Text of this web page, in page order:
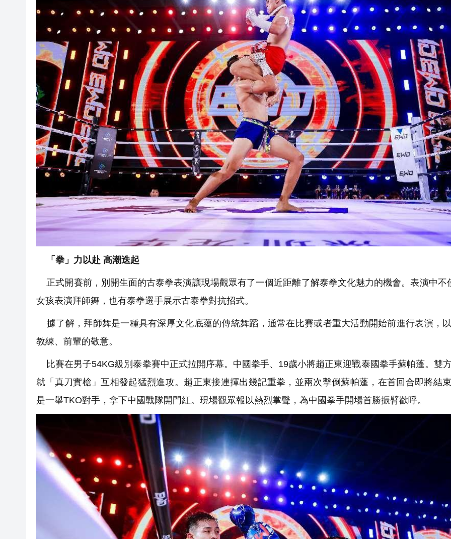
「拳」力以赴 高潮迭起
正式開賽前，別開生面的古泰拳表演讓現場觀眾有了一個近距離了解泰拳文化魅力的機會。表演中不
女孩表演拜師舞，也有泰拳選手展示古泰拳對抗招式。
據了解，拜師舞是一種具有深厚文化底蘊的傳統舞蹈，通常在比賽或者重大活動開始前進行表演，
教練、前輩的敬意。
比賽在男子54KG級別泰拳賽中正式拉開序幕。中國拳手、19歲小將趙正東迎戰泰國拳手蘇帕蓬。雙
就「真刀實槍」互相發起猛烈進攻。趙正東接連揮出幾記重拳，並兩次擊倒蘇帕蓬，在首回合即將結
是一舉TKO對手，拿下中國戰隊開門紅。現場觀眾報以熱烈掌聲，為中國拳手開場首勝振臂歡呼。